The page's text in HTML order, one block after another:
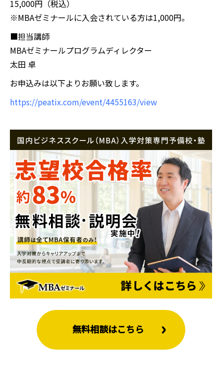
15,000円（税込）
※MBAゼミナールに入会されている方は1,000円。
■担当講師
MBAゼミナールプログラムディレクター
太田 卓
お申込みは以下よりお願い致します。
https://peatix.com/event/4455163/view
無料相談はこちら